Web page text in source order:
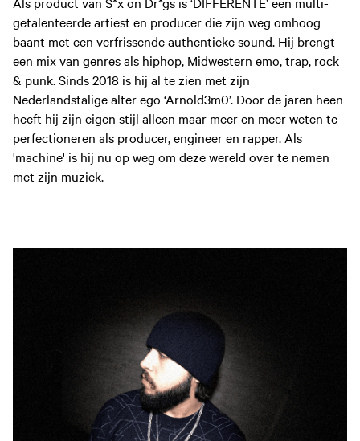
getalenteerde artiest en producer die zijn weg omhoog
baant met een verfrissende authentieke sound. Hij brengt
een mix van genres als hiphop, Midwestern emo, trap, rock
& punk. Sinds 2018 is hij al te zien met zijn
Nederlandstalige alter ego ‘Arnold3m0’. Door de jaren heen
heeft hij zijn eigen stijl alleen maar meer en meer weten te
perfectioneren als producer, engineer en rapper. Als
'machine' is hij nu op weg om deze wereld over te nemen
met zijn muziek.